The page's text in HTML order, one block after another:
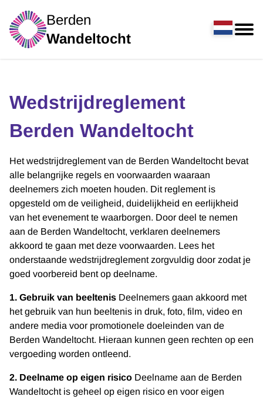
Berden
Wandeltocht
Wedstrijdreglement
Berden Wandeltocht
Het wedstrijdreglement van de Berden Wandeltocht bevat
alle belangrijke regels en voorwaarden waaraan
deelnemers zich moeten houden. Dit reglement is
opgesteld om de veiligheid, duidelijkheid en eerlijkheid
van het evenement te waarborgen. Door deel te nemen
aan de Berden Wandeltocht, verklaren deelnemers
akkoord te gaan met deze voorwaarden. Lees het
onderstaande wedstrijdreglement zorgvuldig door zodat je
goed voorbereid bent op deelname.
1. Gebruik van beeltenis Deelnemers gaan akkoord met
het gebruik van hun beeltenis in druk, foto, film, video en
andere media voor promotionele doeleinden van de
Berden Wandeltocht. Hieraan kunnen geen rechten op een
vergoeding worden ontleend.
2. Deelname op eigen risico Deelname aan de Berden
Wandeltocht is geheel op eigen risico en voor eigen